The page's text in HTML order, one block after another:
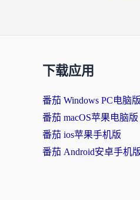
下载应用
番茄 Windows PC电脑版
番茄 macOS苹果电脑版
番茄 ios苹果手机版
番茄 Android安卓手机